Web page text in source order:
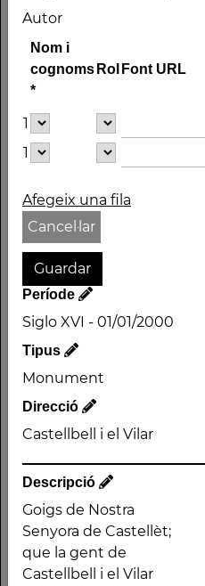
Autor
Nom i
cognoms
*
Rol Font URL
1
1
Afegeix una fila
Cancel·lar
Període
Siglo XVI - 01/01/2000
Tipus
Monument
Direcció
Castellbell i el Vilar
Descripció
Goigs de Nostra
Senyora de Castellèt;
que la gent de
Castellbell i el Vilar
Benaventurat / que
del Sant Ventre
nasqué / per redimir
lo pecat / Deu lo Pare
Nom
Goigs de Nostra Senyora
de Castellet
Autor
Període
Siglo XVI - 01/01/2000
Monument
Direcció